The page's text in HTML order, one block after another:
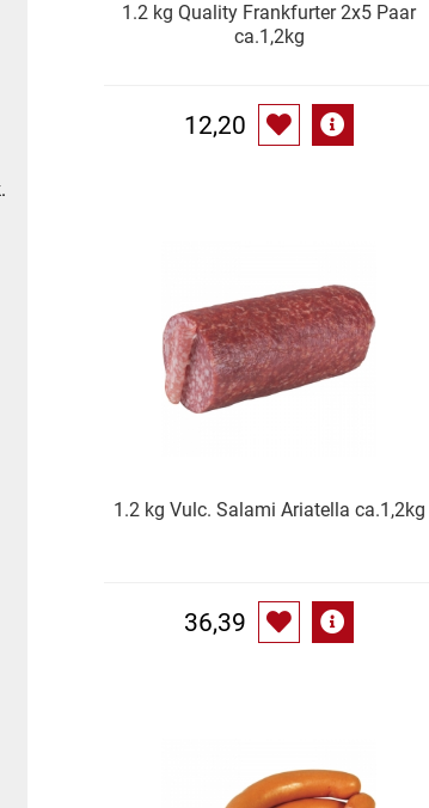
1.2 kg Quality Frankfurter 2x5 Paar
ca.1,2kg
12,20
1.2 kg Vulc. Salami Ariatella ca.1,2kg
36,39